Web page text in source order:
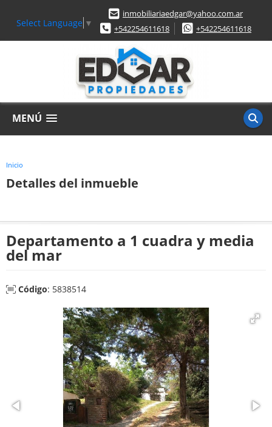
Select Language ▼
inmobiliariaedgar@yahoo.com.ar
+542254611618
+542254611618
MENÚ
Inicio
Detalles del inmueble
Departamento a 1 cuadra y media
del mar
Código: 5838514